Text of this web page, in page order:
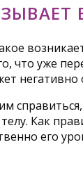
уже
негативно
Как
его